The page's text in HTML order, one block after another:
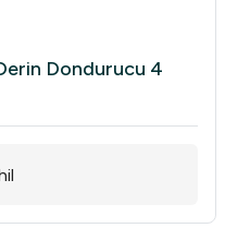
Dondurucu 4